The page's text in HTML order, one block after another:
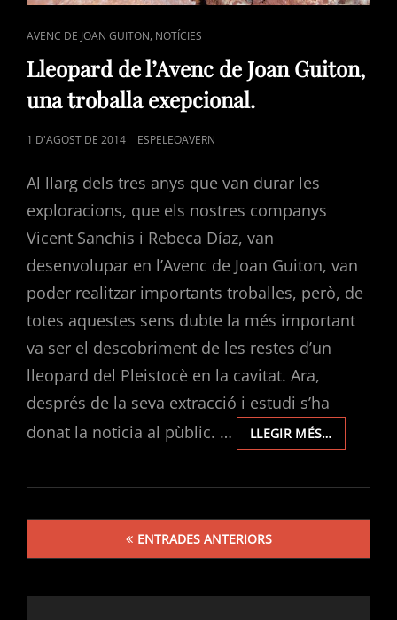
CAT
LINKS
AVENC DE JOAN GUITON, NOTÍCIES
Lleopard de l’Avenc de Joan Guiton,
una troballa exepcional.
POSTED
1 D'AGOST DE 2014 ESPELEOAVERN
Al llarg dels tres anys que van durar les
exploracions, que els nostres companys
Vicent Sanchis i Rebeca Díaz, van
desenvolupar en l’Avenc de Joan Guiton, van
poder realitzar importants troballes, però, de
totes aquestes sens dubte la més important
va ser el descobriment de les restes d’un
lleopard del Pleistocè en la cavitat. Ara,
després de la seva extracció i estudi s’ha
donat la noticia al pùblic. …
LLEGIR MÉS…LLEOPARD
DE
DE
GUITON,
TROBALLA
ENTRADES ANTERIORS